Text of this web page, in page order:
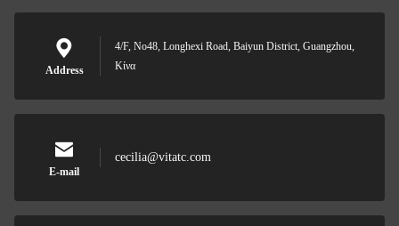
Address
4/F, No48, Longhexi Road, Baiyun District, Guangzhou,
Κίνα
E-mail
cecilia@vitatc.com